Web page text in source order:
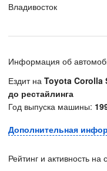
Владивосток
Информация об
Ездит на Toyota Corolla
до рестайлинга
Год выпуска машины:
Дополнительная
Рейтинг и активность на